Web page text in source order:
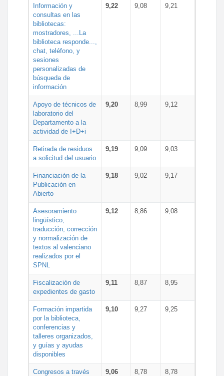
Información y
consultas en las
bibliotecas:
mostradores, ...La
biblioteca responde...,
chat, teléfono, y
sesiones
personalizadas de
búsqueda de
información
9,22 9,08 9,21
Apoyo de técnicos de
laboratorio del
Departamento a la
actividad de I+D+i
9,20 8,99 9,12
Retirada de residuos
a solicitud del usuario
9,19 9,09 9,03
Financiación de la
Publicación en
Abierto
9,18 9,02 9,17
Asesoramiento
lingüístico,
traducción, corrección
y normalización de
textos al valenciano
realizados por el
SPNL
9,12 8,86 9,08
Fiscalización de
expedientes de gasto
9,11 8,87 8,95
Formación impartida
por la biblioteca,
conferencias y
talleres organizados,
y guías y ayudas
disponibles
9,10 9,27 9,25
Congresos a través
9,06 8,78 8,78